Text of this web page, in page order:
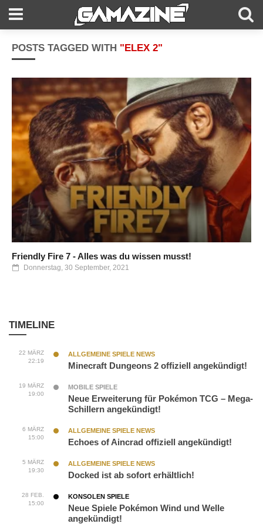
POSTS TAGGED WITH "ELEX 2"
Friendly Fire 7 - Alles was du wissen musst!
Donnerstag, 30 September, 2021
TIMELINE
22 MÄRZ
22:19
ALLGEMEINE SPIELE NEWS
Minecraft Dungeons 2 offiziell angekündigt!
19 MÄRZ
19:00
MOBILE SPIELE
Neue Erweiterung für Pokémon TCG – Mega-
Schillern angekündigt!
6 MÄRZ
15:00
ALLGEMEINE SPIELE NEWS
Echoes of Aincrad offiziell angekündigt!
5 MÄRZ
19:30
ALLGEMEINE SPIELE NEWS
Docked ist ab sofort erhältlich!
28 FEB.
15:00
KONSOLEN SPIELE
Neue Spiele Pokémon Wind und Welle
angekündigt!